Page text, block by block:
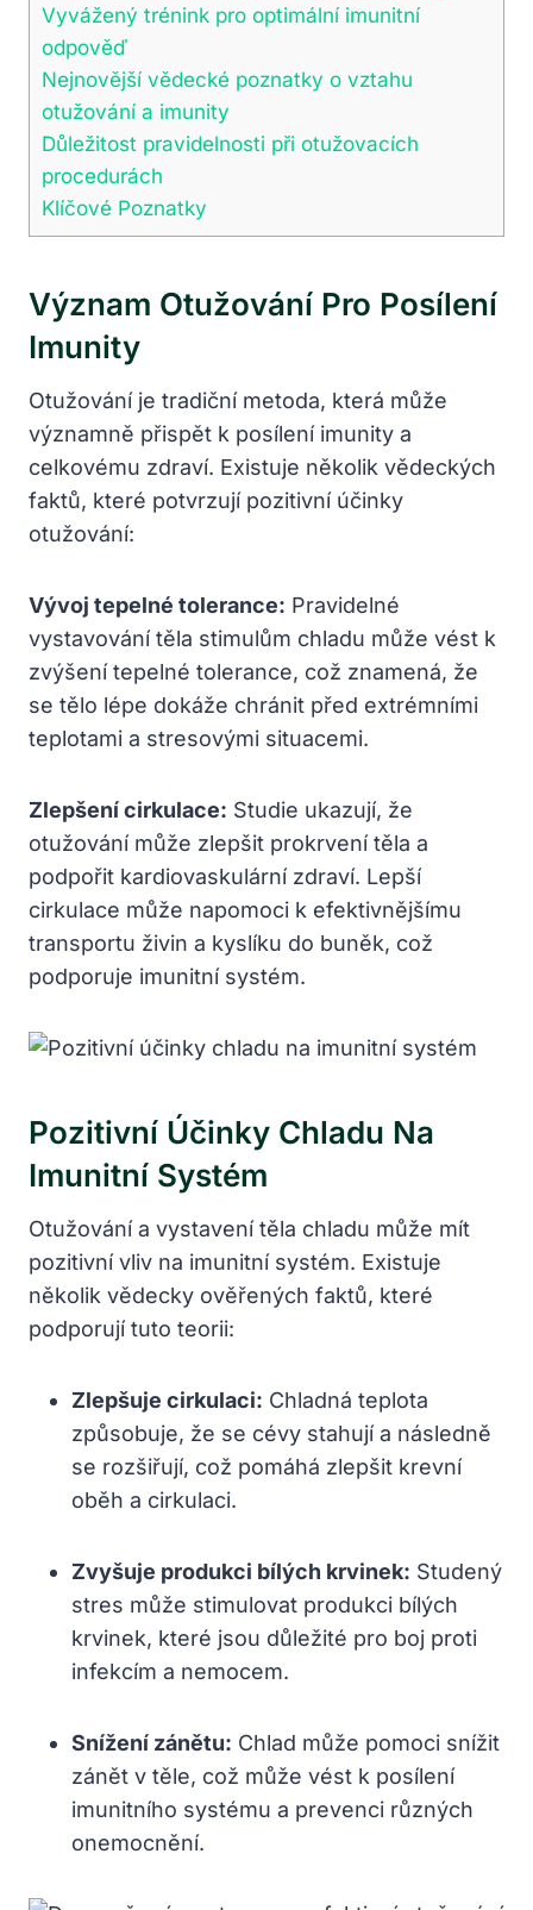
Vyvážený trénink pro optimální imunitní
odpověď
Nejnovější vědecké poznatky o vztahu
otužování a imunity
Důležitost pravidelnosti při otužovacích
procedurách
Klíčové Poznatky
Význam Otužování Pro Posílení
Imunity
Otužování je tradiční metoda, která může
významně přispět k posílení imunity a
celkovému zdraví. Existuje několik vědeckých
faktů, které potvrzují pozitivní účinky
otužování:
Vývoj tepelné tolerance: Pravidelné
vystavování těla stimulům chladu může vést k
zvýšení tepelné tolerance, což znamená, že
se tělo lépe dokáže chránit před extrémními
teplotami a stresovými situacemi.
Zlepšení cirkulace: Studie ukazují, že
otužování může zlepšit prokrvení těla a
podpořit kardiovaskulární zdraví. Lepší
cirkulace může napomoci k efektivnějšímu
transportu živin a kyslíku do buněk, což
podporuje imunitní systém.
Pozitivní Účinky Chladu Na
Imunitní Systém
Otužování a vystavení těla chladu může mít
pozitivní vliv na imunitní systém. Existuje
několik vědecky ověřených faktů, které
podporují tuto teorii:
Zlepšuje cirkulaci: Chladná teplota
způsobuje, že se cévy stahují a následně
se rozšiřují, což pomáhá zlepšit krevní
oběh a cirkulaci.
Zvyšuje produkci bílých krvinek: Studený
stres může stimulovat produkci bílých
krvinek, které jsou důležité pro boj proti
infekcím a nemocem.
Snížení zánětu: Chlad může pomoci snížit
zánět v těle, což může vést k posílení
imunitního systému a prevenci různých
onemocnění.